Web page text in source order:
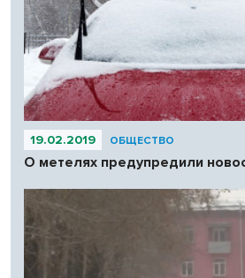
19.02.2019 ОБЩЕСТВО
О метелях предупредили